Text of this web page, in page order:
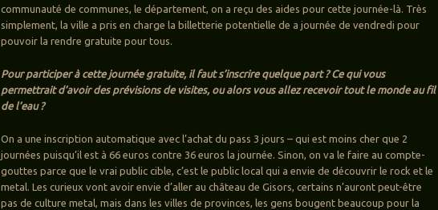
communauté de communes, le département, on a reçu des aides pour cette journée-là. Très
simplement, la ville a pris en charge la billetterie potentielle de a journée de vendredi pour
pouvoir la rendre gratuite pour tous.
Pour participer à cette journée gratuite, il faut s’inscrire quelque part ? Ce qui vous
permettrait d’avoir des prévisions de visites, ou alors vous allez recevoir tout le monde au fil
de l’eau ?
On a une inscription automatique avec l’achat du pass 3 jours – qui est moins cher que 2
journées puisqu’il est à 66 euros contre 36 euros la journée. Sinon, on va le faire au compte-
gouttes parce que le vrai public cible, c’est le public local qui a envie de découvrir le rock et le
metal. Les curieux vont avoir envie d’aller au château de Gisors, certains n’auront peut-être
pas de culture metal, mais dans les villes de provinces, les gens bougent beaucoup pour la